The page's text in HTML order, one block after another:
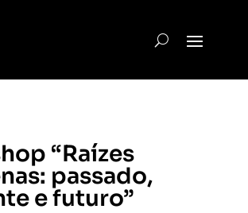
“Raízes
passado,
e futuro”